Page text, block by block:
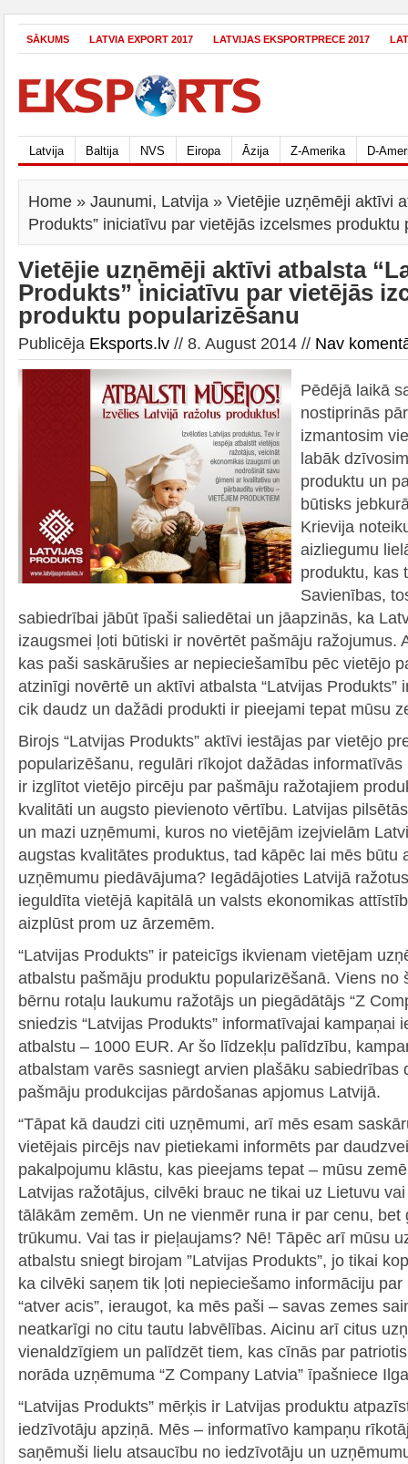
SĀKUMS LATVIA EXPORT 2017 LATVIJAS EKSPORTPRECE 2017
Latvija Baltija NVS Eiropa Āzija Z-Amerika D-
Home » Jaunumi, Latvija » Vietējie uzņēmēji aktīvi
Produkts” iniciatīvu par vietējās izcelsmes produktu
Vietējie uzņēmēji aktīvi atbalsta
Produkts” iniciatīvu par vietējās
produktu popularizēšanu
Publicēja Eksports.lv // 8. August 2014 // Nav
Pēdējā laikā
nostiprinās
izmantosim
labāk
produktu un
būtisks
Krievija
aizliegumu
produktu, kas
Savienības,
sabiedrībai jābūt īpaši saliedētai un jāapzinās, ka
izaugsmei ļoti būtiski ir novērtēt pašmāju ražojumus.
kas paši saskārušies ar nepieciešamību pēc vietējo
atzinīgi novērtē un aktīvi atbalsta “Latvijas
cik daudz un dažādi produkti ir pieejami tepat mūsu
Birojs “Latvijas Produkts” aktīvi iestājas par vietējo
popularizēšanu, regulāri rīkojot dažādas
ir izglītot vietējo pircēju par pašmāju ražotajiem
kvalitāti un augsto pievienoto vērtību. Latvijas
un mazi uzņēmumi, kuros no vietējām izejvielām
augstas kvalitātes produktus, tad kāpēc lai mēs būtu
uzņēmumu piedāvājuma? Iegādājoties Latvijā
ieguldīta vietējā kapitālā un valsts ekonomikas
aizplūst prom uz ārzemēm.
“Latvijas Produkts” ir pateicīgs ikvienam vietējam
atbalstu pašmāju produktu popularizēšanā. Viens no
bērnu rotaļu laukumu ražotājs un piegādātājs “Z
sniedzis “Latvijas Produkts” informatīvajai kampaņai
atbalstu – 1000 EUR. Ar šo līdzekļu palīdzību,
atbalstam varēs sasniegt arvien plašāku sabiedrības
pašmāju produkcijas pārdošanas apjomus Latvijā.
“Tāpat kā daudzi citi uzņēmumi, arī mēs esam
vietējais pircējs nav pietiekami informēts par
pakalpojumu klāstu, kas pieejams tepat – mūsu
Latvijas ražotājus, cilvēki brauc ne tikai uz Lietuvu
tālākām zemēm. Un ne vienmēr runa ir par cenu, bet
trūkumu. Vai tas ir pieļaujams? Nē! Tāpēc arī mūsu
atbalstu sniegt birojam ”Latvijas Produkts”, jo tikai
ka cilvēki saņem tik ļoti nepieciešamo informāciju
“atver acis”, ieraugot, ka mēs paši – savas zemes
neatkarīgi no citu tautu labvēlības. Aicinu arī citus
vienaldzīgiem un palīdzēt tiem, kas cīnās par
norāda uzņēmuma “Z Company Latvia” īpašniece
“Latvijas Produkts” mērķis ir Latvijas produktu
iedzīvotāju apziņā. Mēs – informatīvo kampaņu
saņēmuši lielu atsaucību no iedzīvotāju un